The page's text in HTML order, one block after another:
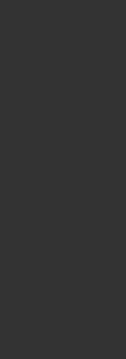
MORE OPTIONS
AIR JORDAN 3